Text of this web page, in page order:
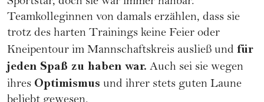
Teamkolleginnen von damals erzählen, dass sie
trotz des harten Trainings keine Feier oder
Kneipentour im Mannschaftskreis ausließ und für
jeden Spaß zu haben war. Auch sei sie wegen
ihres Optimismus und ihrer stets guten Laune